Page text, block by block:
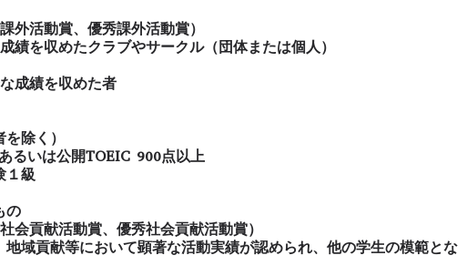
外活動賞、優秀課外活動賞）
績を収めたクラブやサークル（団体または個人）
成績を収めた者
除く）
るいは公開TOEIC 900点以上
１級
の
会貢献活動賞、優秀社会貢献活動賞）
地域貢献等において顕著な活動実績が認められ、他の学生の模範とな